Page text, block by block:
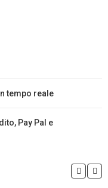
tempo reale
Pay Pal e